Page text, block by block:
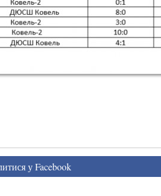
у Facebook